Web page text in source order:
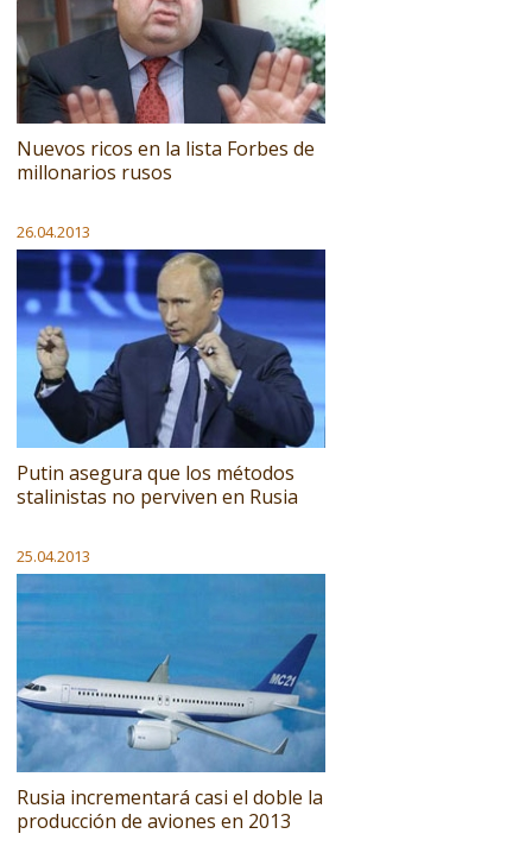
Nuevos ricos en la lista Forbes de
millonarios rusos
26.04.2013
Putin asegura que los métodos
stalinistas no perviven en Rusia
25.04.2013
Rusia incrementará casi el doble la
producción de aviones en 2013